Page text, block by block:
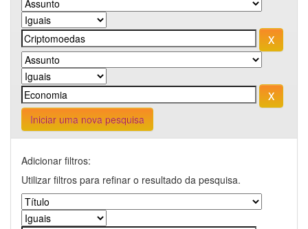
Iniciar uma nova pesquisa
Adicionar filtros:
Utilizar filtros para refinar o resultado da pesquisa.